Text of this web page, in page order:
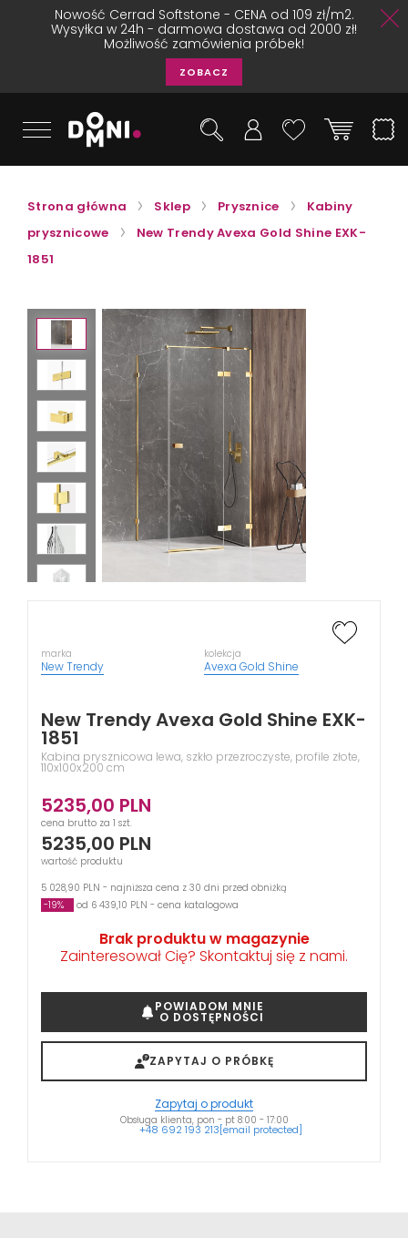
Nowość Cerrad Softstone - CENA od 109 zł/m2.
Wysyłka w 24h - darmowa dostawa od 2000 zł!
Możliwość zamówienia próbek!
ZOBACZ
Strona główna Sklep Prysznice
Kabiny
prysznicowe
New Trendy Avexa Gold Shine EXK-
1851
marka
New Trendy
kolekcja
Avexa Gold Shine
New Trendy Avexa Gold Shine EXK-
1851
Kabina prysznicowa lewa, szkło przezroczyste, profile złote,
110x100x200 cm
5235,00 PLN
cena brutto za 1 szt.
5235,00 PLN
wartość produktu
5 028,90 PLN - najniższa cena z 30 dni przed obniżką
-19%
od 6 439,10 PLN - cena katalogowa
Brak produktu w magazynie
Zainteresował Cię? Skontaktuj się z nami.
POWIADOM MNIE
O DOSTĘPNOŚCI
ZAPYTAJ O PRÓBKĘ
Zapytaj o produkt
Obsługa klienta, pon - pt 8:00 - 17:00
+48 692 193 213[email protected]